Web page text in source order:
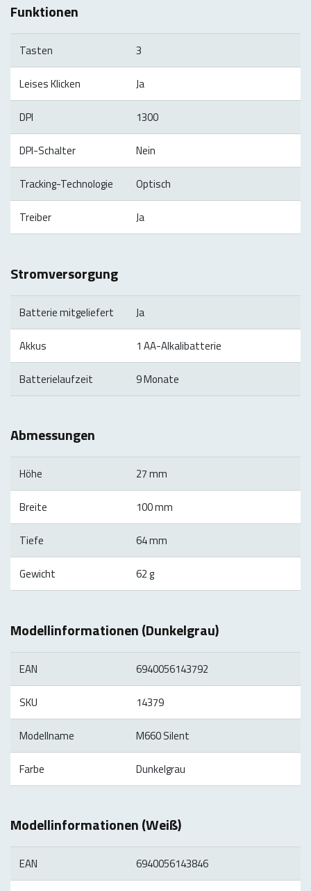
Funktionen
Tasten 3
Leises Klicken Ja
DPI 1300
DPI-Schalter Nein
Tracking-Technologie Optisch
Treiber Ja
Stromversorgung
Batterie mitgeliefert Ja
Akkus 1 AA-Alkalibatterie
Batterielaufzeit 9 Monate
Abmessungen
Höhe 27 mm
Breite 100 mm
Tiefe 64 mm
Gewicht 62 g
Modellinformationen (Dunkelgrau)
EAN 6940056143792
SKU 14379
Modellname M660 Silent
Farbe Dunkelgrau
Modellinformationen (Weiß)
EAN 6940056143846